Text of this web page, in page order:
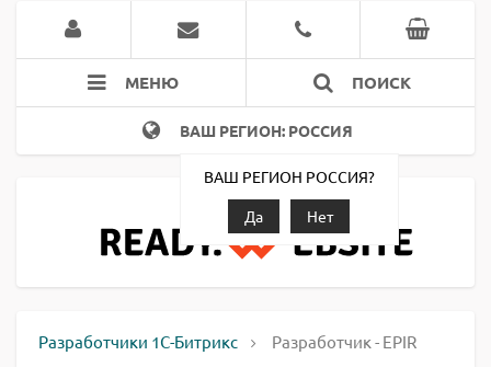
МЕНЮ ПОИСК
ВАШ РЕГИОН: РОССИЯ
ВАШ РЕГИОН РОССИЯ?
Да
Нет
Разработчики 1С-Битрикс Разработчик - EPIR